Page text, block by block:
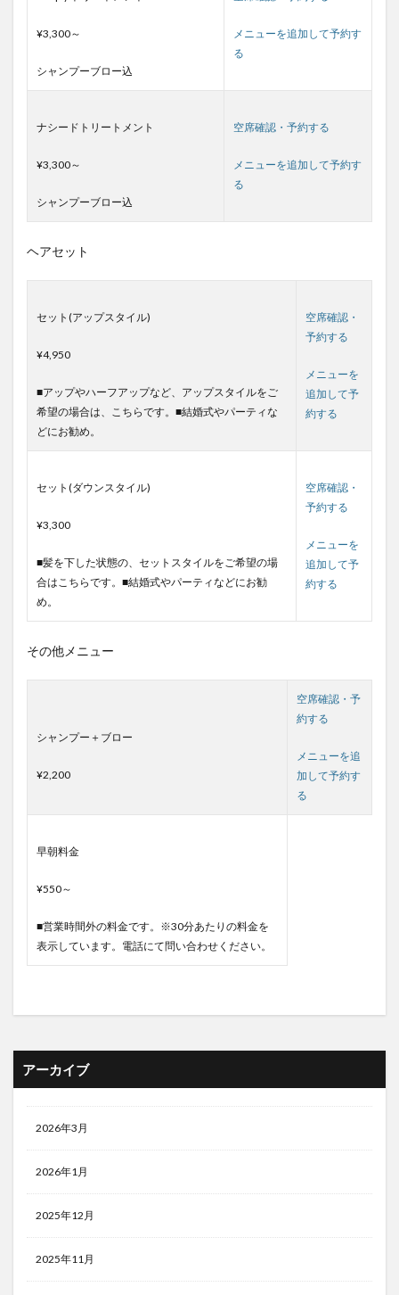
¥3,300～
シャンプーブロー込
メニューを追加して予約す
る
ナシードトリートメント
¥3,300～
シャンプーブロー込
空席確認・予約する
メニューを追加して予約す
る
ヘアセット
セット(アップスタイル)
¥4,950
■アップやハーフアップなど、アップスタイルをご
希望の場合は、こちらです。■結婚式やパーティな
どにお勧め。
空席確認・
予約する
メニューを
追加して予
約する
セット(ダウンスタイル)
¥3,300
■髪を下した状態の、セットスタイルをご希望の場
合はこちらです。■結婚式やパーティなどにお勧
め。
空席確認・
予約する
メニューを
追加して予
約する
その他メニュー
シャンプー＋ブロー
¥2,200
空席確認・予
約する
メニューを追
加して予約す
る
早朝料金
¥550～
■営業時間外の料金です。※30分あたりの料金を
表示しています。電話にて問い合わせください。
アーカイブ
2026年3月
2026年1月
2025年12月
2025年11月